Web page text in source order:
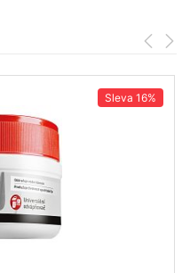
Sleva 16%